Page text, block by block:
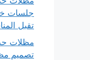
جلسات
تقبل
تصميم